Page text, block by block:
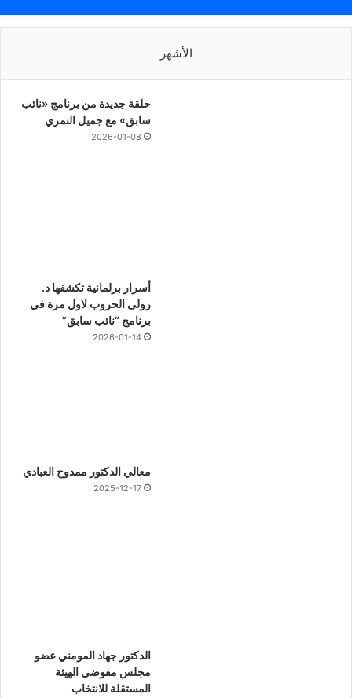
الأشهر
حلقة جديدة من برنامج «نائب
سابق» مع جميل النمري
2026-01-08
أسرار برلمانية تكشفها د.
رولى الحروب لاول مرة في
برنامج “نائب سابق”
2026-01-14
معالي الدكتور ممدوح العبادي
2025-12-17
الدكتور جهاد المومني عضو
مجلس مفوضي الهيئة
المستقلة للانتخاب